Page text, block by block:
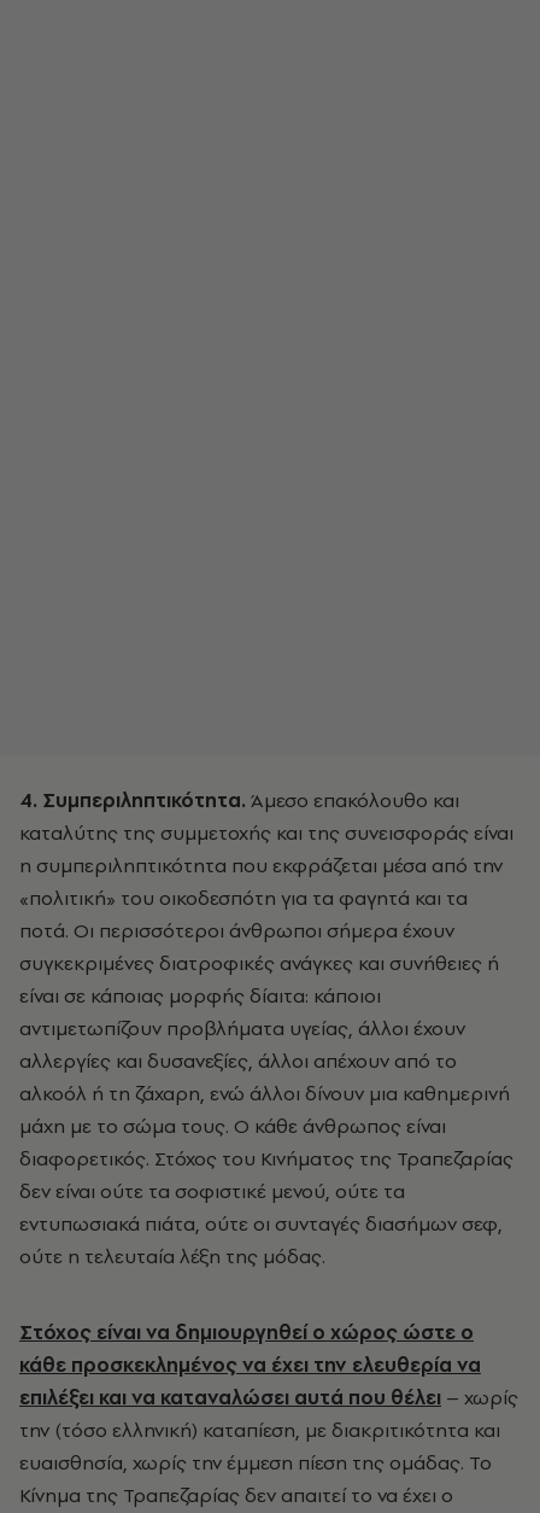
4. Συμπεριληπτικότητα. Άμεσο επακόλουθο και
καταλύτης της συμμετοχής και της συνεισφοράς είναι
η συμπεριληπτικότητα που εκφράζεται μέσα από την
«πολιτική» του οικοδεσπότη για τα φαγητά και τα
ποτά. Οι περισσότεροι άνθρωποι σήμερα έχουν
συγκεκριμένες διατροφικές ανάγκες και συνήθειες ή
είναι σε κάποιας μορφής δίαιτα: κάποιοι
αντιμετωπίζουν προβλήματα υγείας, άλλοι έχουν
αλλεργίες και δυσανεξίες, άλλοι απέχουν από το
αλκοόλ ή τη ζάχαρη, ενώ άλλοι δίνουν μια καθημερινή
μάχη με το σώμα τους. Ο κάθε άνθρωπος είναι
διαφορετικός. Στόχος του Κινήματος της Τραπεζαρίας
δεν είναι ούτε τα σοφιστικέ μενού, ούτε τα
εντυπωσιακά πιάτα, ούτε οι συνταγές διασήμων σεφ,
ούτε η τελευταία λέξη της μόδας.
Στόχος είναι να δημιουργηθεί ο χώρος ώστε ο
κάθε προσκεκλημένος να έχει την ελευθερία να
επιλέξει και να καταναλώσει αυτά που θέλει – χωρίς
την (τόσο ελληνική) καταπίεση, με διακριτικότητα και
ευαισθησία, χωρίς την έμμεση πίεση της ομάδας. Το
Κίνημα της Τραπεζαρίας δεν απαιτεί το να έχει ο